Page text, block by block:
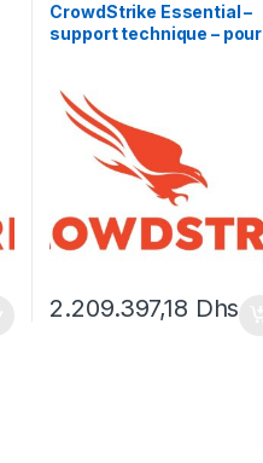
CrowdStrike Essential –
support technique – pour
2.209.397,18 Dhs